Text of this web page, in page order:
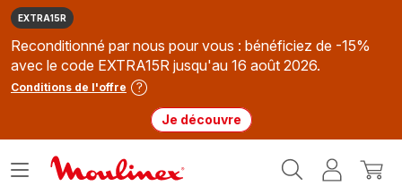
EXTRA15R
Reconditionné par nous pour vous : bénéficiez de -15%
avec le code EXTRA15R jusqu'au 16 août 2026.
Conditions de l'offre
Je découvre
MonMon
Ouvrir